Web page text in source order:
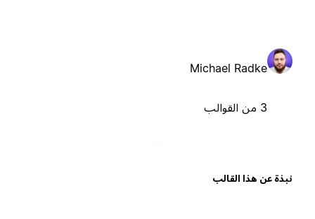
Michael Radke
عن هذا القالب